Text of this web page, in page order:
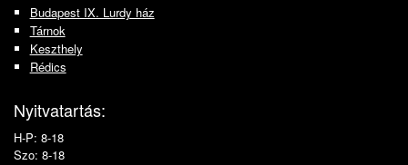
Budapest IX. Lurdy ház
Tárnok
Keszthely
Rédics
Nyitvatartás:
H-P: 8-18
Szo: 8-18